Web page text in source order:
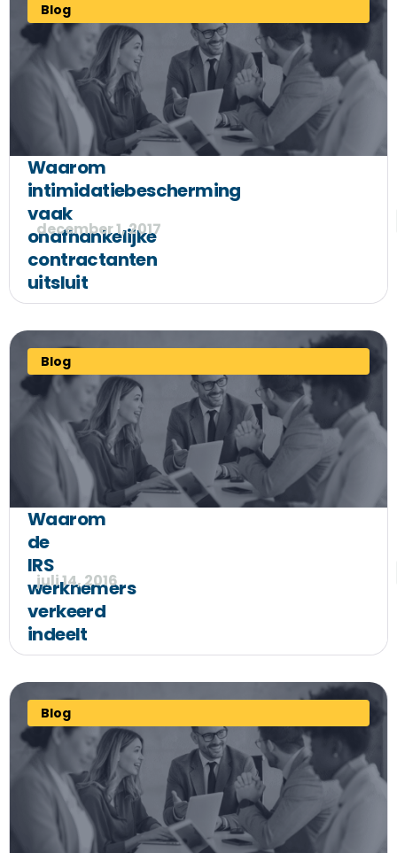
Blog
Waarom
intimidatiebescherming
vaak
onafhankelijke
contractanten
uitsluit
december 1, 2017
Blog
Waarom
de
IRS
werknemers
verkeerd
indeelt
juli 14, 2016
Blog